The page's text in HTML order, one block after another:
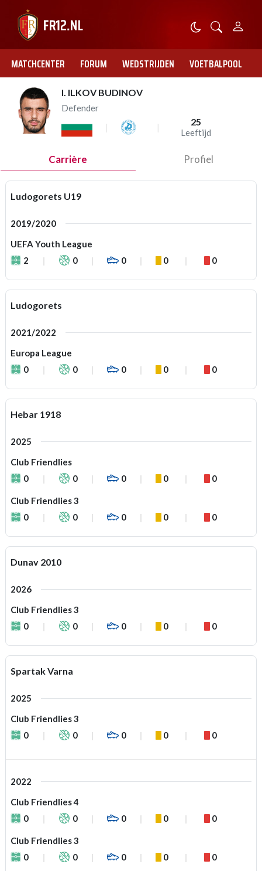
MATCHCENTER FORUM WEDSTRIJDEN VOETBALPOOL
I. ILKOV BUDINOV
Defender
25
Leeftijd
Carrière Profiel
Ludogorets U19
2019/2020
UEFA Youth League
2
0 0 0 0
Ludogorets
2021/2022
Europa League
0
0 0 0 0
Hebar 1918
2025
Club Friendlies
0
0 0 0 0
Club Friendlies 3
0
0 0 0 0
Dunav 2010
2026
Club Friendlies 3
0
0 0 0 0
Spartak Varna
2025
Club Friendlies 3
0
0 0 0 0
2022
Club Friendlies 4
0
0 0 0 0
Club Friendlies 3
0
0 0 0 0